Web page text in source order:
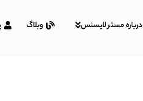
درباره مستر لایسنس وبلاگ